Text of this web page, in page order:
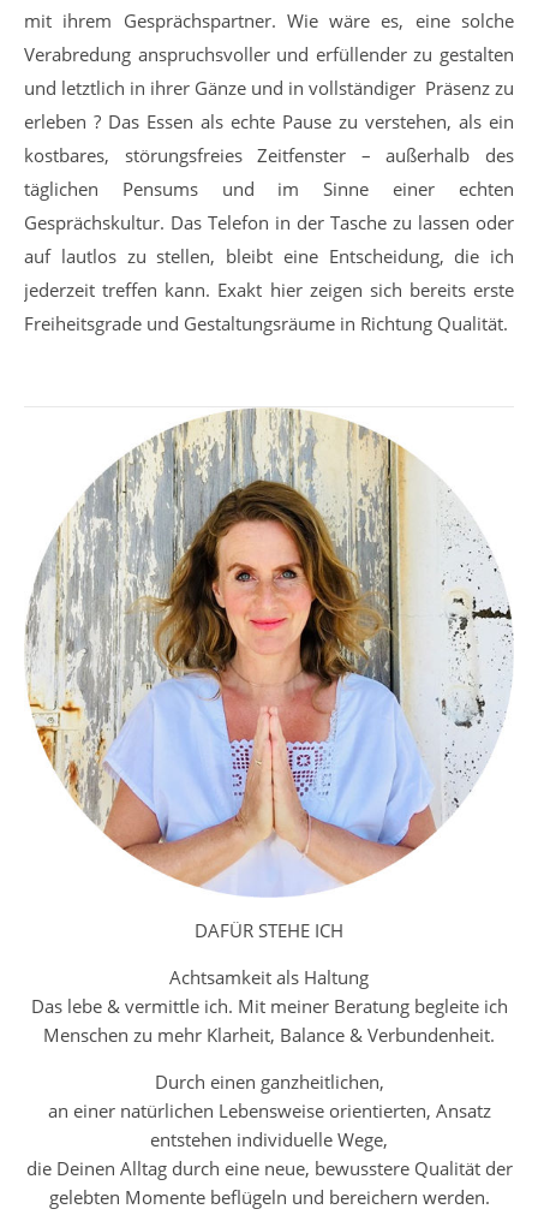
mit ihrem Gesprächspartner. Wie wäre es, eine solche
Verabredung anspruchsvoller und erfüllender zu gestalten
und letztlich in ihrer Gänze und in vollständiger Präsenz zu
erleben ? Das Essen als echte Pause zu verstehen, als ein
kostbares, störungsfreies Zeitfenster – außerhalb des
täglichen Pensums und im Sinne einer echten
Gesprächskultur. Das Telefon in der Tasche zu lassen oder
auf lautlos zu stellen, bleibt eine Entscheidung, die ich
jederzeit treffen kann. Exakt hier zeigen sich bereits erste
Freiheitsgrade und Gestaltungsräume in Richtung Qualität.
DAFÜR STEHE ICH
Achtsamkeit als Haltung
Das lebe & vermittle ich. Mit meiner Beratung begleite ich
Menschen zu mehr Klarheit, Balance & Verbundenheit.
Durch einen ganzheitlichen,
an einer natürlichen Lebensweise orientierten, Ansatz
entstehen individuelle Wege,
die Deinen Alltag durch eine neue, bewusstere Qualität der
gelebten Momente beflügeln und bereichern werden.